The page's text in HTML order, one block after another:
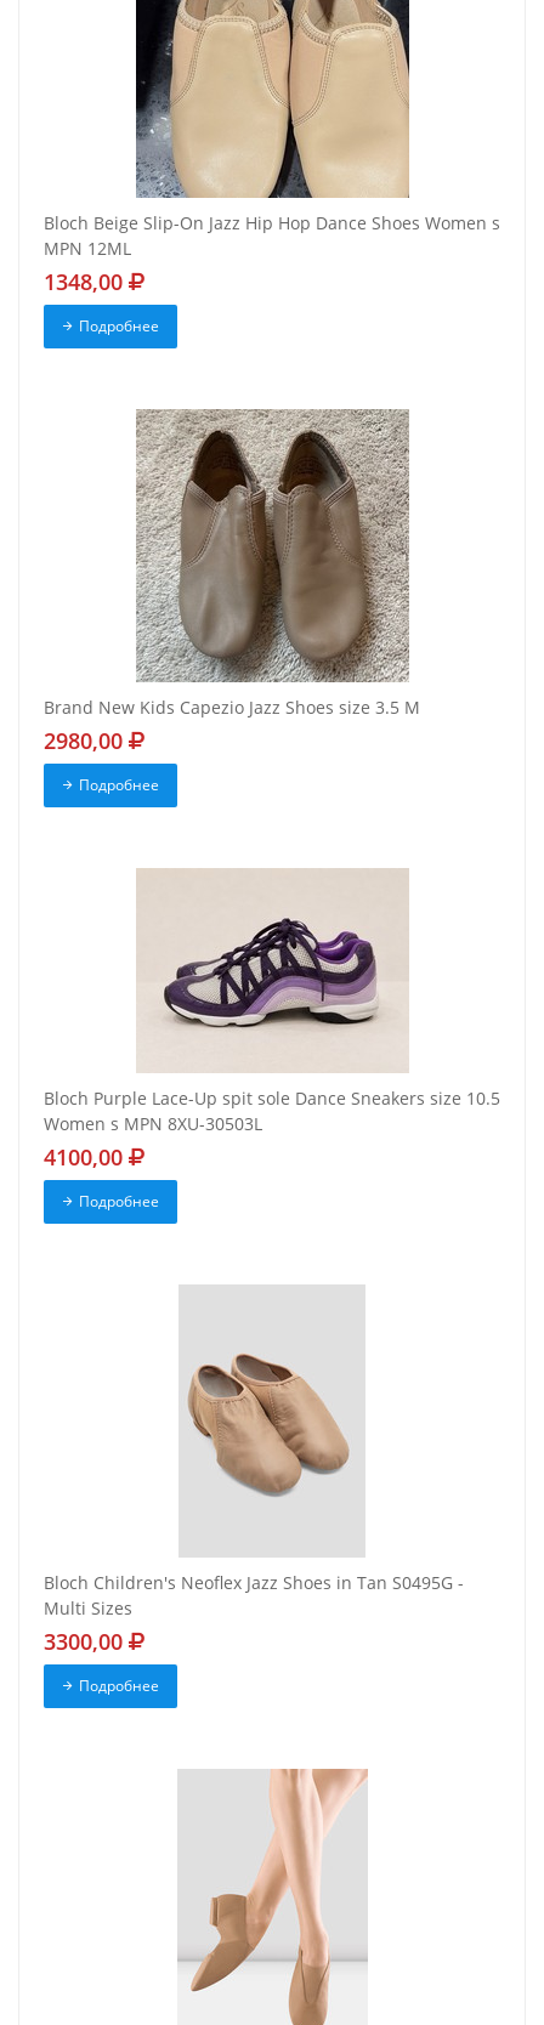
Bloch Beige Slip-On Jazz Hip Hop Dance Shoes Women s
MPN 12ML
1348,00
Подробнее
Brand New Kids Capezio Jazz Shoes size 3.5 M
2980,00
Подробнее
Bloch Purple Lace-Up spit sole Dance Sneakers size 10.5
Women s MPN 8XU-30503L
4100,00
Подробнее
Bloch Children's Neoflex Jazz Shoes in Tan S0495G -
Multi Sizes
3300,00
Подробнее